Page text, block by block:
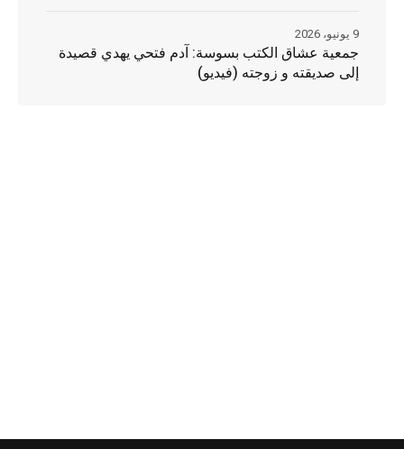
جمعية عشاق الكتب بسوسة: آدم فتحي يهدي قصيدة
إلى صديقته و زوجته (فيديو)
9 يونيو، 2026